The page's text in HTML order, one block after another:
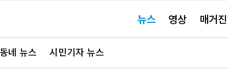
요뉴스 영상 매거진
네 뉴스 시민기자 뉴스